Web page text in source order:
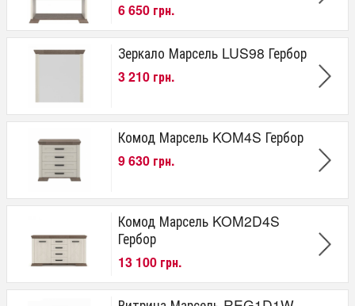
6 650 грн.
Зеркало Марсель LUS98 Гербор
3 210 грн.
Комод Марсель KOM4S Гербор
9 630 грн.
Комод Марсель KOM2D4S
Гербор
13 100 грн.